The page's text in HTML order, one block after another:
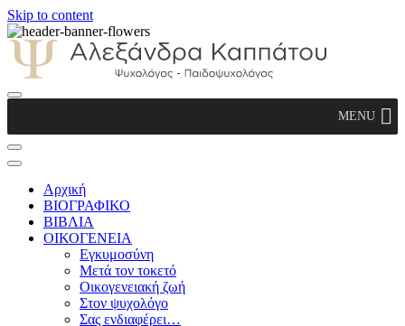
Skip to content
Παιδοψυχολόγος
MENU
Αρχική
ΒΙΟΓΡΑΦΙΚΟ
ΒΙΒΛΙΑ
ΟΙΚΟΓΕΝΕΙΑ
Εγκυμοσύνη
Μετά τον τοκετό
Οικογενειακή ζωή
Στον ψυχολόγο
Σας ενδιαφέρει…